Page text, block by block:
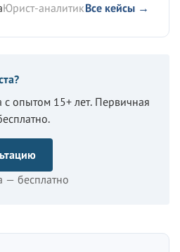
Юрист-аналитикВсе кейсы →
опытом 15+ лет. Первичная
— бесплатно